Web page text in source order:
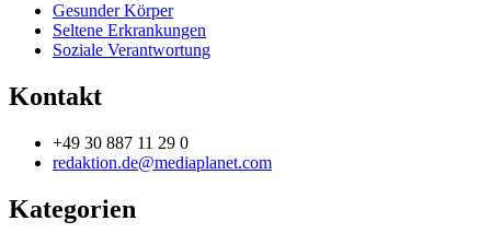
Gesunder Körper
Seltene Erkrankungen
Soziale Verantwortung
Kontakt
+49 30 887 11 29 0
redaktion.de@mediaplanet.com
Kategorien